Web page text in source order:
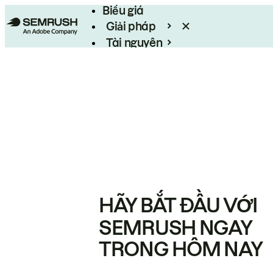
Biểu giá
Giải pháp
Tài nguyên
HÃY BẮT ĐẦU VỚI
SEMRUSH NGAY
TRONG HÔM NAY